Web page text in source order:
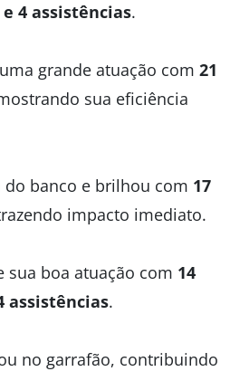
4 assistências.
grande atuação com 21
sua eficiência
do banco e brilhou com 17
impacto imediato.
sua boa atuação com 14
assistências.
no garrafão, contribuindo